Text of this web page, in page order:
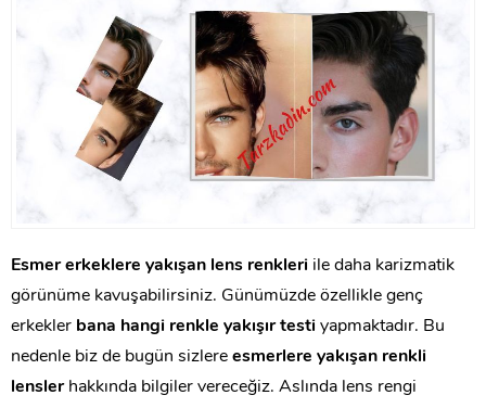
Esmer erkeklere yakışan lens renkleri ile daha karizmatik
görünüme kavuşabilirsiniz. Günümüzde özellikle genç
erkekler bana hangi renkle yakışır testi yapmaktadır. Bu
nedenle biz de bugün sizlere esmerlere yakışan renkli
lenslerhakkında bilgiler vereceğiz. Aslında lens rengi